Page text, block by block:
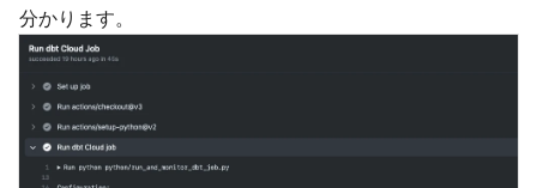
分かります。